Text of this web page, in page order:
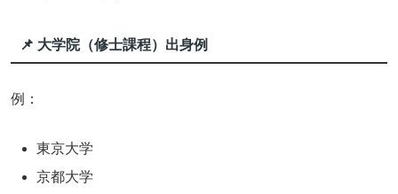
📌 大学院（修士課程）出身例
例：
東京大学
京都大学